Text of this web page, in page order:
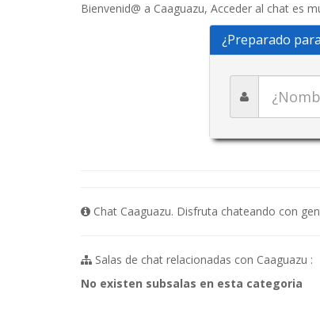
Bienvenid@ a Caaguazu, Acceder al chat es
¿Preparado
Chat Caaguazu. Disfruta chateando con
Salas de chat relacionadas con Caaguazu :
No existen subsalas en esta categoria